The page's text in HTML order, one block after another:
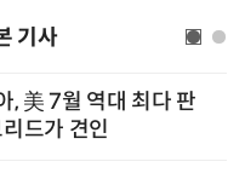
기사
, 美 7월 역대 최다 판
드가 견인